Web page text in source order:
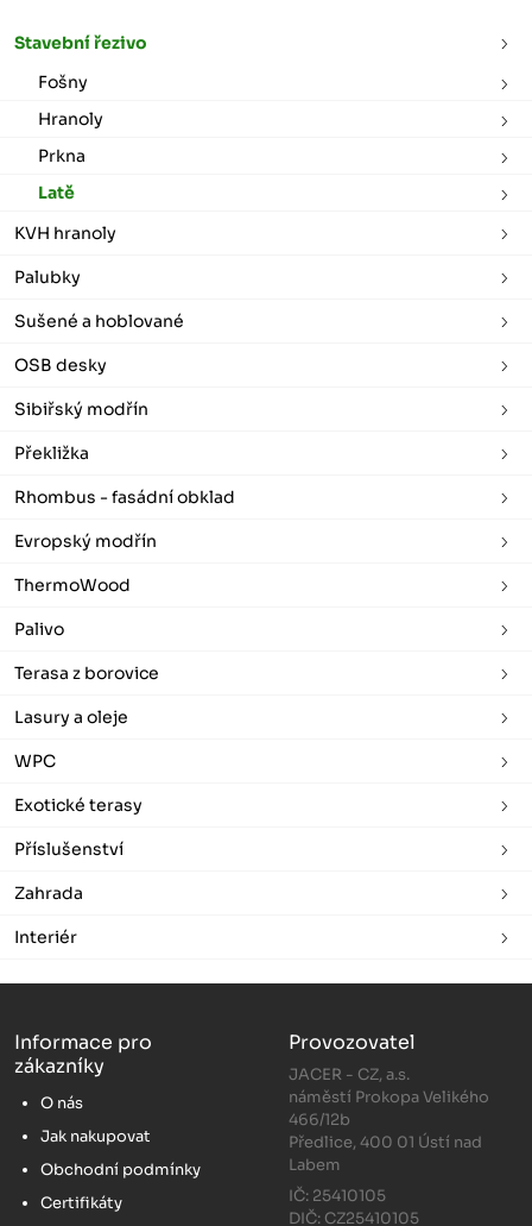
Stavební řezivo
Fošny
Hranoly
Prkna
Latě
KVH hranoly
Palubky
Sušené a hoblované
OSB desky
Sibiřský modřín
Překližka
Rhombus - fasádní obklad
Evropský modřín
ThermoWood
Palivo
Terasa z borovice
Lasury a oleje
WPC
Exotické terasy
Příslušenství
Zahrada
Interiér
Informace pro
zákazníky
O nás
Jak nakupovat
Obchodní podmínky
Certifikáty
Provozovatel
JACER - CZ, a.s.
náměstí Prokopa Velikého
466/12b
Předlice, 400 01 Ústí nad
Labem
IČ: 25410105
DIČ: CZ25410105